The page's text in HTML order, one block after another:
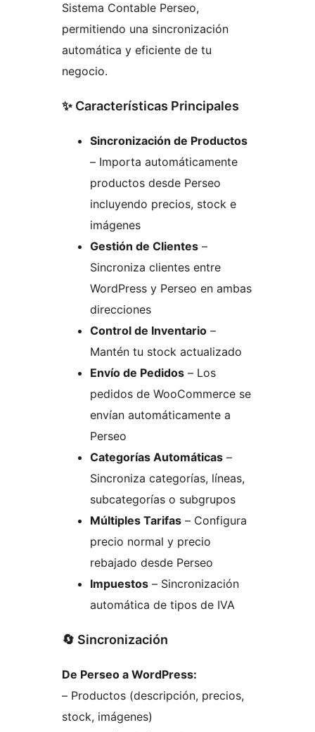
Sistema Contable Perseo,
permitiendo una sincronización
automática y eficiente de tu
negocio.
✨ Características Principales
Sincronización de Productos
– Importa automáticamente
productos desde Perseo
incluyendo precios, stock e
imágenes
Gestión de Clientes –
Sincroniza clientes entre
WordPress y Perseo en ambas
direcciones
Control de Inventario –
Mantén tu stock actualizado
Envío de Pedidos – Los
pedidos de WooCommerce se
envían automáticamente a
Perseo
Categorías Automáticas –
Sincroniza categorías, líneas,
subcategorías o subgrupos
Múltiples Tarifas – Configura
precio normal y precio
rebajado desde Perseo
Impuestos – Sincronización
automática de tipos de IVA
🔄 Sincronización
De Perseo a WordPress:
– Productos (descripción, precios,
stock, imágenes)